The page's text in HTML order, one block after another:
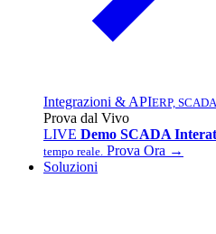
Integrazioni & APIERP,
Prova dal Vivo
LIVE Demo SCADA
tempo reale. Prova Ora →
Soluzioni